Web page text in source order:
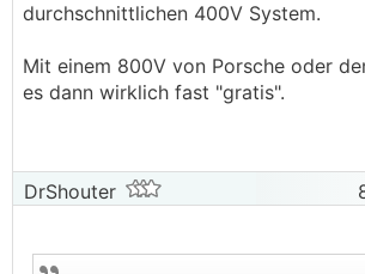
durchschnittlichen 400V System.
Mit einem 800V von Porsche oder
es dann wirklich fast "gratis".
DrShouter